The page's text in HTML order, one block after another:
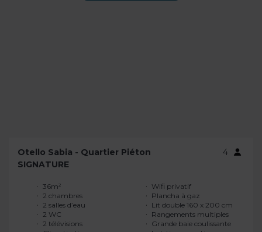
Otello Sabia - Quartier Piéton
4
SIGNATURE
36m²
2 chambres
2 salles d’eau
2 WC
2 télévisions
Wifi privatif
Plancha à gaz
Lit double 160 x 200 cm
Rangements multiples
Grande baie coulissante